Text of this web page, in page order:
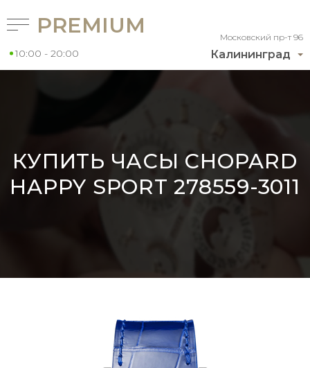
Калининград
Московский пр-т 96
PREMIUM
10:00 - 20:00
КУПИТЬ ЧАСЫ CHOPARD
HAPPY SPORT 278559-3011